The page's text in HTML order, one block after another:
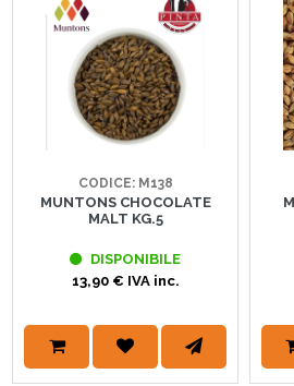
CODICE: M138
MUNTONS CHOCOLATE
MALT KG.5
DISPONIBILE
13,90 € IVA inc.